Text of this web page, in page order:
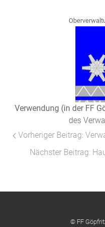
Verwendung (in der FF
des
Vorheriger Beitrag:
Nächster Beitrag:
© FF